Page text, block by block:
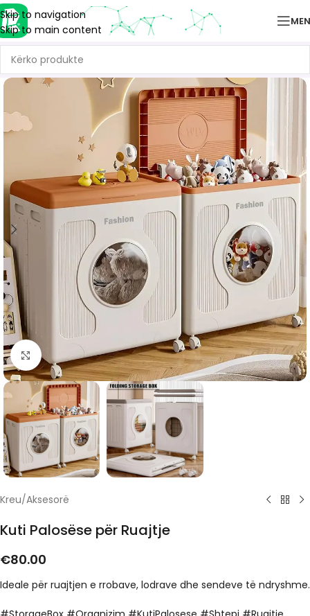
Skip to navigation
Skip to main content
Click to enlarge
Kreu/Aksesorë
Kuti Palosëse për Ruajtje
€80.00
Ideale për ruajtjen e rrobave, lodrave dhe sendeve të ndryshme.